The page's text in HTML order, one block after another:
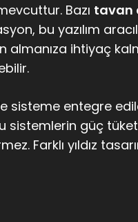
Bazı tavan
bu yazılım
almanıza ihtiyaç
entegre
sistemlerin güç
Farklı yıldız